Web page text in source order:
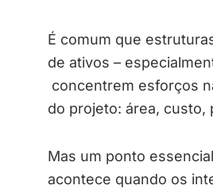
É comum que
de ativos –
concentrem esforços
do projeto: área, custo,
Mas um ponto
acontece quando os